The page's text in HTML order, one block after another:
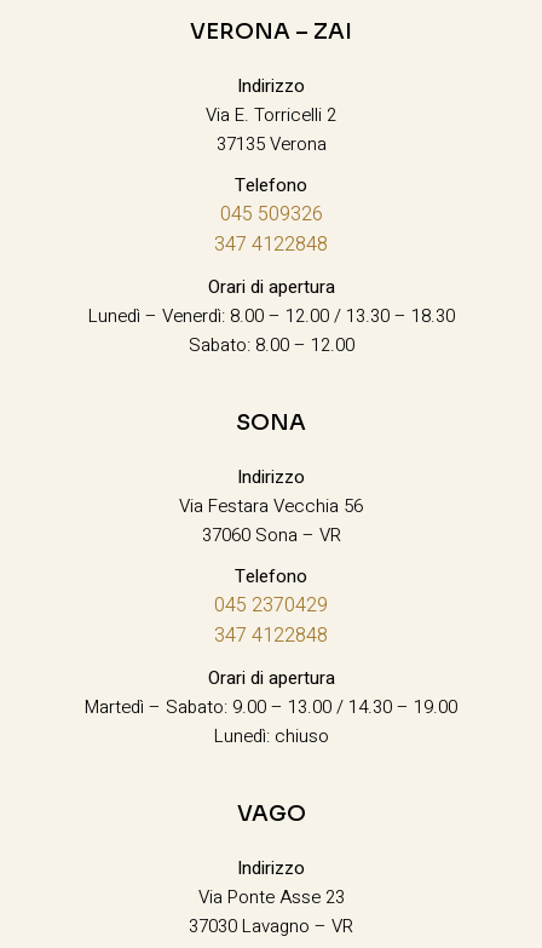
VERONA – ZAI
Indirizzo
Via E. Torricelli 2
37135 Verona
Telefono
045 509326
347 4122848
Orari di apertura
Lunedì – Venerdì: 8.00 – 12.00 / 13.30 – 18.30
Sabato: 8.00 – 12.00
SONA
Indirizzo
Via Festara Vecchia 56
37060 Sona – VR
Telefono
045 2370429
347 4122848
Orari di apertura
Martedì – Sabato: 9.00 – 13.00 / 14.30 – 19.00
Lunedì: chiuso
VAGO
Indirizzo
Via Ponte Asse 23
37030 Lavagno – VR